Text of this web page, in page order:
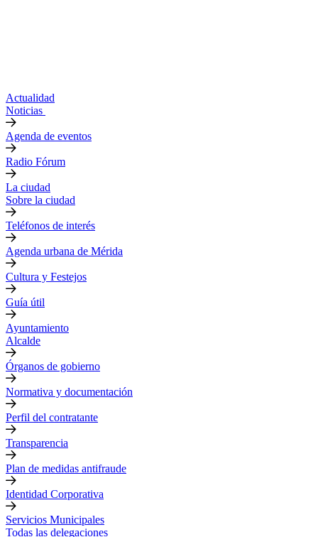
Actualidad
Noticias
Agenda de eventos
Radio Fórum
La ciudad
Sobre la ciudad
Teléfonos de interés
Agenda urbana de Mérida
Cultura y Festejos
Guía útil
Ayuntamiento
Alcalde
Órganos de gobierno
Normativa y documentación
Perfil del contratante
Transparencia
Plan de medidas antifraude
Identidad Corporativa
Servicios Municipales
Todas las delegaciones